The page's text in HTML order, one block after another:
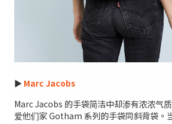
► Marc Jacobs
Marc Jacobs 的手袋简洁中却渗有浓浓气
爱他们家 Gotham 系列的手袋同斜背袋。